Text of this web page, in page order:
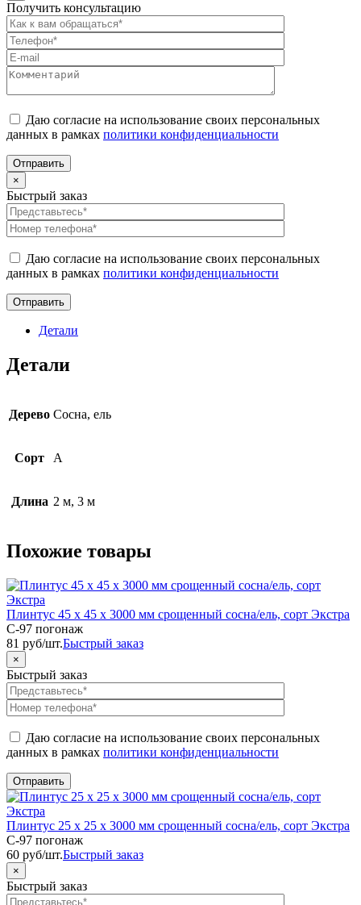
Получить консультацию
Даю согласие на использование своих персональных
данных в рамках политики конфиденциальности
×
Быстрый заказ
Даю согласие на использование своих персональных
данных в рамках политики конфиденциальности
Детали
Детали
Дерево Сосна, ель
Сорт A
Длина 2 м, 3 м
Похожие товары
Плинтус 45 х 45 х 3000 мм срощенный сосна/ель, сорт Экстра
C-97 погонаж
81 руб/шт.Быстрый заказ
×
Быстрый заказ
Даю согласие на использование своих персональных
данных в рамках политики конфиденциальности
Плинтус 25 х 25 х 3000 мм срощенный сосна/ель, сорт Экстра
C-97 погонаж
60 руб/шт.Быстрый заказ
×
Быстрый заказ